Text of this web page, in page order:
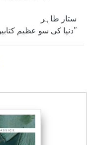
ستار طاہر
’’دنیا کی سو عظیم